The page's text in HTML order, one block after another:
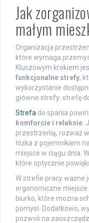
Jak
małym
Organizacja
które wymaga
Kluczowym krokiem
funkcjonalne strefy,
wykorzystanie
główne strefy: strefę
Strefa do spania
komforcie i relaksie
przestrzenią, rozważ
łóżka z pojemnikiem
miejsce w ciągu dnia.
które optycznie
W strefie pracy ważne
ergonomiczne miejsce
biurko, które można
pomysł. Dodatkowo,
pozwoli na